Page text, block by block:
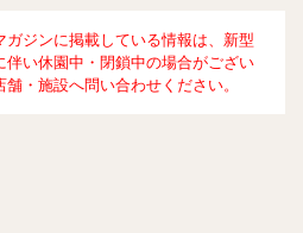
ガジンに掲載している情報は、新型
伴い休園中・閉鎖中の場合がござい
・施設へ問い合わせください。